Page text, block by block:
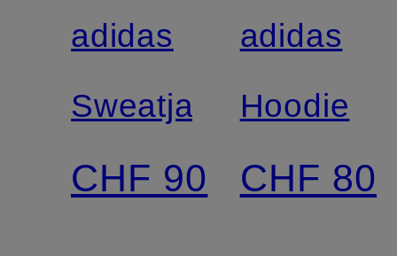
adidas
Sweatjacke
CHF 90
adidas
Hoodie
CHF 80